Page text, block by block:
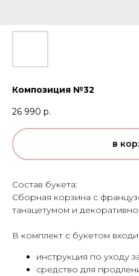
Композиция №32
26 990 р.
в
Состав букета:
Сборная корзина с
танацетумом и
В комплект с букетом
инструкция по уходу
средство для